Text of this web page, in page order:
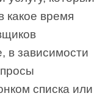
какое время
в зависимости
списка или